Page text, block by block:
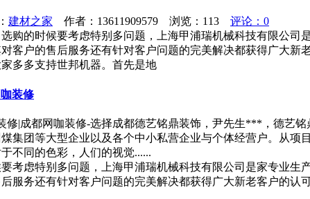
建材之家 作者：13611909579 浏览： 113
评论：0
购的时候要考虑特别多问题，上海甲浦瑞机械科技有限公
客户的售后服务还有针对客户问题的完美解决都获得广大
多多支持世邦机器。首先是地
装修
|成都网咖装修-选择成都德艺铭鼎装饰，尹先生***，德艺
集团等大型企业以及各个中小私营企业与个体经营户。从
不同的色彩，人们的视觉......
考虑特别多问题，上海甲浦瑞机械科技有限公司是家专业
服务还有针对客户问题的完美解决都获得广大新老客户的认可